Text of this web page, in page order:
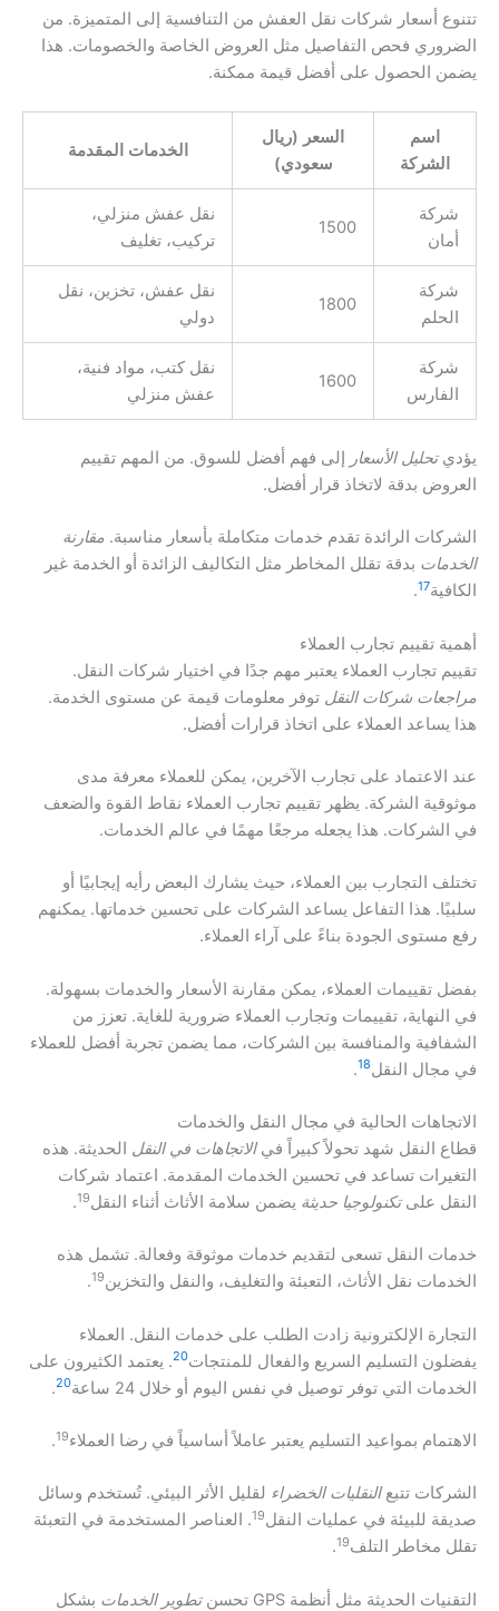
تتنوع أسعار شركات نقل العفش من التنافسية إلى المتميزة. من
الضروري فحص التفاصيل مثل العروض الخاصة والخصومات. هذا
يضمن الحصول على أفضل قيمة ممكنة.
اسم
الشركة
السعر (ريال
سعودي)
الخدمات المقدمة
شركة
أمان
1500
نقل عفش منزلي،
تركيب، تغليف
شركة
الحلم
1800
نقل عفش، تخزين، نقل
دولي
شركة
الفارس
1600
نقل كتب، مواد فنية،
عفش منزلي
يؤديتحليل الأسعار إلى فهم أفضل للسوق. من المهم تقييم
العروض بدقة لاتخاذ قرار أفضل.
الشركات الرائدة تقدم خدمات متكاملة بأسعار مناسبة. مقارنة
الخدمات بدقة تقلل المخاطر مثل التكاليف الزائدة أو الخدمة غير
الكافية17
.
أهمية تقييم تجارب العملاء
تقييم تجارب العملاء يعتبر مهم جدًا في اختيار شركات النقل.
مراجعات شركات النقل توفر معلومات قيمة عن مستوى الخدمة.
هذا يساعد العملاء على اتخاذ قرارات أفضل.
عند الاعتماد على تجارب الآخرين، يمكن للعملاء معرفة مدى
موثوقية الشركة. يظهر تقييم تجارب العملاء نقاط القوة والضعف
في الشركات. هذا يجعله مرجعًا مهمًا في عالم الخدمات.
تختلف التجارب بين العملاء، حيث يشارك البعض رأيه إيجابيًا أو
سلبيًا. هذا التفاعل يساعد الشركات على تحسين خدماتها. يمكنهم
رفع مستوى الجودة بناءً على آراء العملاء.
بفضل تقييمات العملاء، يمكن مقارنة الأسعار والخدمات بسهولة.
في النهاية، تقييمات وتجارب العملاء ضرورية للغاية. تعزز من
الشفافية والمنافسة بين الشركات، مما يضمن تجربة أفضل للعملاء
في مجال النقل18
.
الاتجاهات الحالية في مجال النقل والخدمات
قطاع النقل شهد تحولاً كبيراً فيالاتجاهات في النقل الحديثة. هذه
التغيرات تساعد في تحسين الخدمات المقدمة. اعتماد شركات
النقل علىتكنولوجيا حديثة يضمن سلامة الأثاث أثناء النقل19
.
خدمات النقل تسعى لتقديم خدمات موثوقة وفعالة. تشمل هذه
الخدمات نقل الأثاث، التعبئة والتغليف، والنقل والتخزين19
.
التجارة الإلكترونية زادت الطلب على خدمات النقل. العملاء
يفضلون التسليم السريع والفعال للمنتجات20. يعتمد الكثيرون على
الخدمات التي توفر توصيل في نفس اليوم أو خلال 24 ساعة
20
.
الاهتمام بمواعيد التسليم يعتبر عاملاً أساسياً في رضا العملاء19
.
الشركات تتبعالنقليات الخضراء لقليل الأثر البيئي. تُستخدم وسائل
صديقة للبيئة في عمليات النقل19. العناصر المستخدمة في التعبئة
تقلل مخاطر التلف19
.
التقنيات الحديثة مثل أنظمة GPS تحسن تطوير الخدمات بشكل